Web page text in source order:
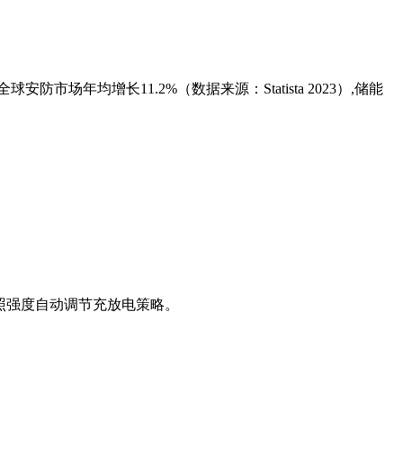
安防市场年均增长11.2%（数据来源：Statista 2023）,储能
度自动调节充放电策略。